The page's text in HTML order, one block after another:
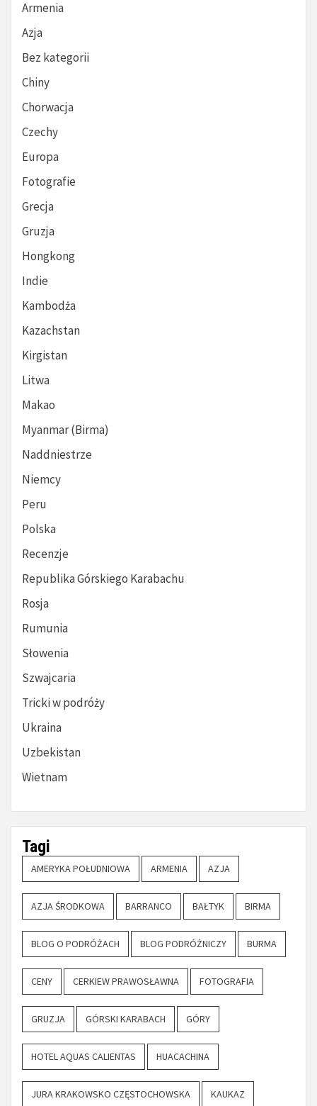
Armenia
Azja
Bez kategorii
Chiny
Chorwacja
Czechy
Europa
Fotografie
Grecja
Gruzja
Hongkong
Indie
Kambodża
Kazachstan
Kirgistan
Litwa
Makao
Myanmar (Birma)
Naddniestrze
Niemcy
Peru
Polska
Recenzje
Republika Górskiego Karabachu
Rosja
Rumunia
Słowenia
Szwajcaria
Tricki w podróży
Ukraina
Uzbekistan
Wietnam
Tagi
AMERYKA POŁUDNIOWA ARMENIA AZJA
AZJA ŚRODKOWA BARRANCO BAŁTYK BIRMA
BLOG O PODRÓŻACH BLOG PODRÓŻNICZY BURMA
CENY CERKIEW PRAWOSŁAWNA FOTOGRAFIA
GRUZJA GÓRSKI KARABACH GÓRY
HOTEL AQUAS CALIENTAS HUACACHINA
JURA KRAKOWSKO CZĘSTOCHOWSKA KAUKAZ